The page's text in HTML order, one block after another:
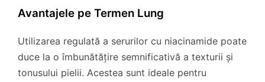
Avantajele pe Termen Lung
Utilizarea regulată a serurilor cu niacinamide poate
duce la o îmbunătățire semnificativă a texturii și
tonusului pielii. Acestea sunt ideale pentru